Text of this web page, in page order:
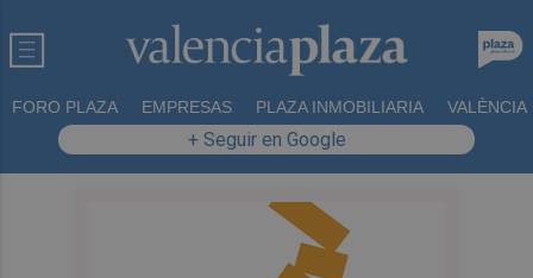
FORO PLAZA EMPRESAS PLAZA INMOBILIARIA VALÈNCIA
+ Seguir en Google